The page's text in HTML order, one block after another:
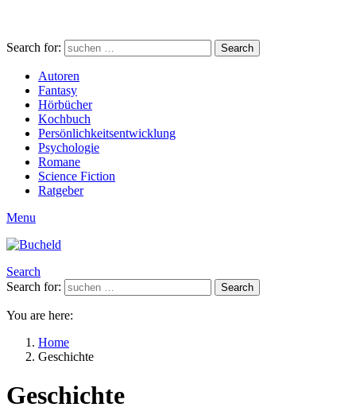
Search for: Search
Autoren
Fantasy
Hörbücher
Kochbuch
Persönlichkeitsentwicklung
Psychologie
Romane
Science Fiction
Ratgeber
Menu
Search
Search for:
Search
You are here:
Home
Geschichte
Geschichte